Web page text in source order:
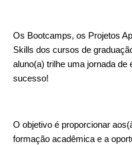
Os Bootcamps, os Projetos
Skills dos cursos de
aluno(a) trilhe uma jornada de
sucesso!
O objetivo é proporcionar
formação acadêmica e a